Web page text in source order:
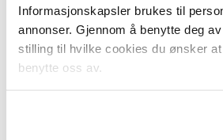
Informasjonskapsler brukes til
annonser. Gjennom å benytte deg
stilling til hvilke cookies du ønsker
benytte oss av.
Fra januar 2026 får du som